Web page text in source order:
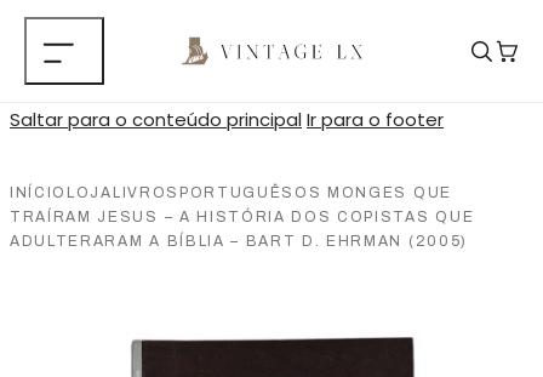
Saltar para o conteúdo principalIr para o footer
INÍCIO LOJA LIVROS PORTUGUÊS OS MONGES QUE
TRAÍRAM JESUS – A HISTÓRIA DOS COPISTAS QUE
ADULTERARAM A BÍBLIA – BART D. EHRMAN (2005)